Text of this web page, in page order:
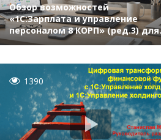
Обзор возможностей
«1С:Зарплата и управление
персоналом 8 КОРП» (ред.3) для
HR
1390